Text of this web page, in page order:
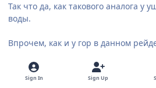
Так что да, как такового аналога у
воды.
Впрочем, как и у гор в данном
Так я о чем и говорю, ни один из
неработающие цепи, а побежали
Sign In Sign Up